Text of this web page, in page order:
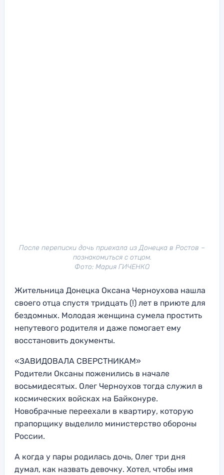
После переписки дочь приехала из Донецка в Ростов –
познакомиться с отцом.
Фото: Мария ГИЧЕНКО
Жительница Донецка Оксана Черноухова нашла
своего отца спустя тридцать (!) лет в приюте для
бездомных. Молодая женщина сумела простить
непутевого родителя и даже помогает ему
восстановить документы.
«ЗАВИДОВАЛА СВЕРСТНИКАМ»
Родители Оксаны поженились в начале
восьмидесятых. Олег Черноухов тогда служил в
космических войсках на Байконуре.
Новобрачные переехали в квартиру, которую
прапорщику выделило министерство обороны
России.
А когда у пары родилась дочь, Олег три дня
думал, как назвать девочку. Хотел, чтобы имя